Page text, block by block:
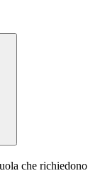
che richiedono